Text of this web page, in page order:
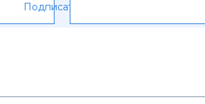
Подписаться